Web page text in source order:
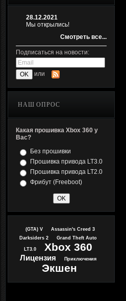
28.12.2021
Мы открылись!
Смотреть все...
Подписаться на новости:
или
НАШ ОПРОС
Какая прошивка Xbox 360 у
Вас?
Без прошивки
Прошивка привода LT3.0
Прошивка привода LT2.0
Фрибут (Freeboot)
(GTA) V
Assassin's Creed 3
Darksiders 2
Grand Theft Auto
LT3.0 Xbox 360
Лицензия Приключения
Экшен